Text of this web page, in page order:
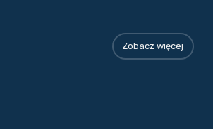
Zobacz więcej